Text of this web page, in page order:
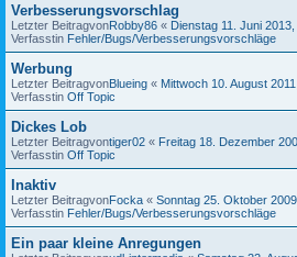
Verbesserungsvorschlag
Letzter BeitragvonRobby86 « Dienstag 11. Juni
Verfasstin Fehler/Bugs/Verbesserungsvorschläge
Werbung
Letzter BeitragvonBlueing « Mittwoch 10. August
Verfasstin Off Topic
Dickes Lob
Letzter Beitragvontiger02 « Freitag 18. Dezember
Verfasstin Off Topic
Inaktiv
Letzter BeitragvonFocka « Sonntag 25. Oktober
Verfasstin Fehler/Bugs/Verbesserungsvorschläge
Ein paar kleine Anregungen